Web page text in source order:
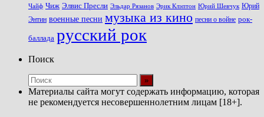
Чайф Чиж Элвис Пресли Эльдар Рязанов Эрик Клэптон Юрий Шевчук Юрий
Энтин военные песни музыка из кино песни о войне рок-
баллада русский рок
Поиск
Материалы сайта могут содержать информацию, которая
не рекомендуется несовершеннолетним лицам [18+].